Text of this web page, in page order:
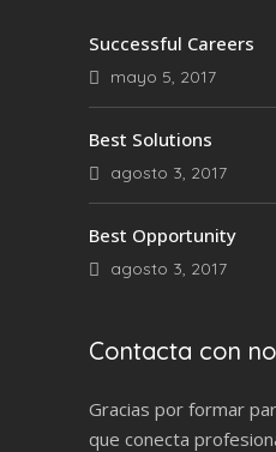
Successful Careers
mayo 5, 2017
Best Solutions
agosto 3, 2017
Best Opportunity
agosto 3, 2017
Contacta con
Gracias por formar
que conecta